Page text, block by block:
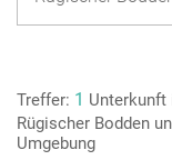
Treffer: 1 Unterkunft
Rügischer Bodden
Umgebung